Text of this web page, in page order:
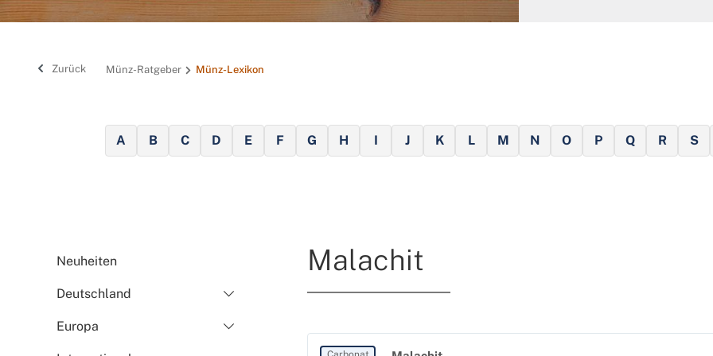
Zurück Münz-Ratgeber Münz-Lexikon
A B C D E F G H I J K L M N O P Q R S
Neuheiten
Deutschland
Europa
Malachit